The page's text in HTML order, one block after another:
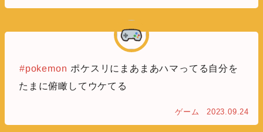
#pokemon ポケスリにまあまあハマってる自分を
たまに俯瞰してウケてる
ゲーム 2023.09.24